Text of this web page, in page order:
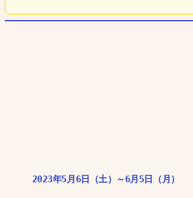
2023年5月6日（土）～6月5日（月）